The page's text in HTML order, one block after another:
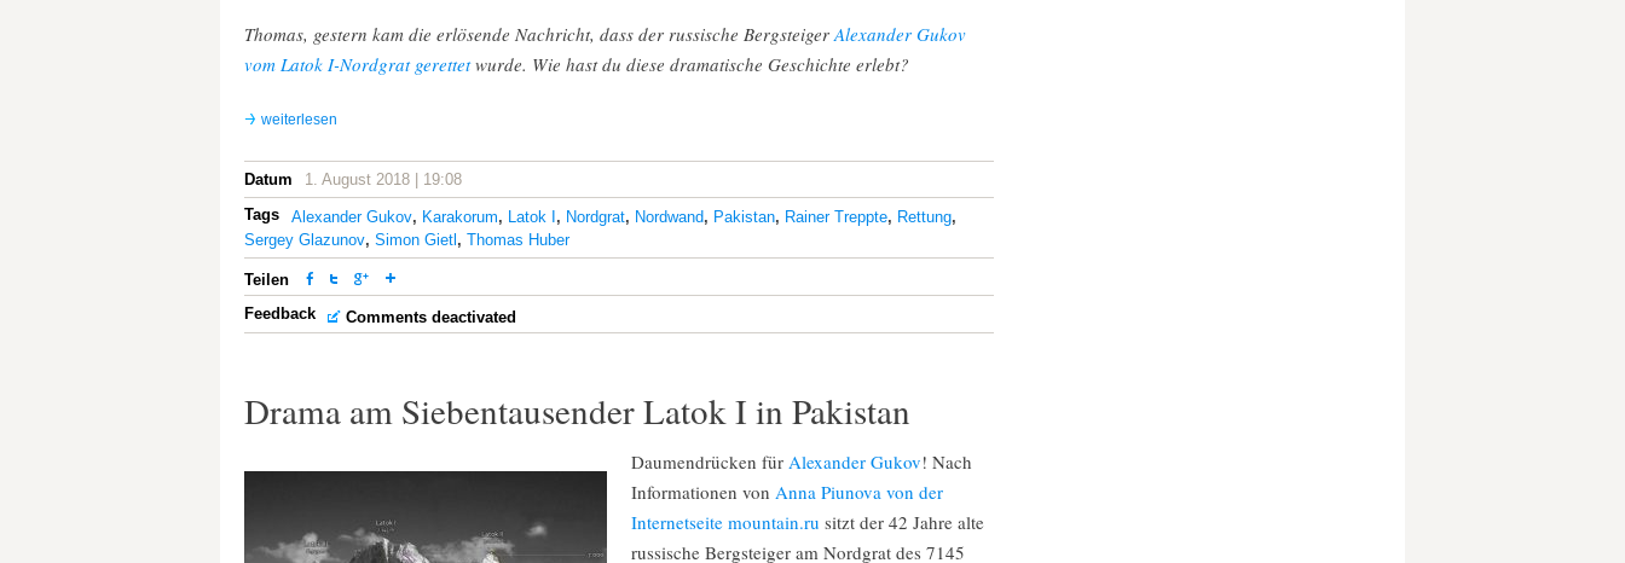
Thomas, gestern kam die erlösende Nachricht, dass der russische BergsteigerAlexander Gukov
vom Latok I-Nordgrat gerettetwurde. Wie hast du diese dramatische Geschichte erlebt?
weiterlesen
Datum
1. August 2018 | 19:08
Tags
Alexander Gukov, Karakorum, Latok I , Nordgrat, Nordwand, Pakistan, Rainer Treppte, Rettung,
Sergey Glazunov, Simon Gietl , Thomas Huber
Teilen
Feedback
Comments deactivated
Drama am Siebentausender Latok I in Pakistan
Daumendrücken für Alexander Gukov! Nach
Informationen von Anna Piunova von der
Internetseite mountain.ru sitzt der 42 Jahre alte
russische Bergsteiger am Nordgrat des 7145